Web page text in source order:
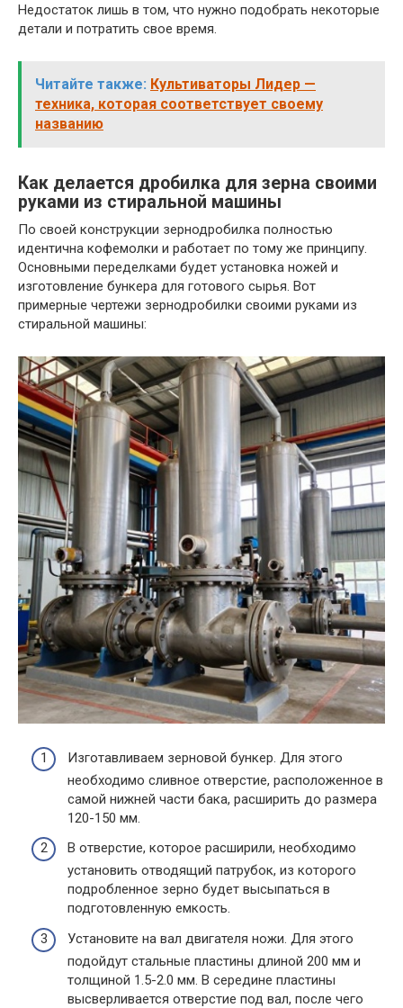
Недостаток лишь в том, что нужно подобрать некоторые
детали и потратить свое время.
Читайте также: Культиваторы Лидер —
техника, которая соответствует своему
названию
Как делается дробилка для зерна своими
руками из стиральной машины
По своей конструкции зернодробилка полностью
идентична кофемолки и работает по тому же принципу.
Основными переделками будет установка ножей и
изготовление бункера для готового сырья. Вот
примерные чертежи зернодробилки своими руками из
стиральной машины:
Изготавливаем зерновой бункер. Для этого
необходимо сливное отверстие, расположенное в
самой нижней части бака, расширить до размера
120-150 мм.
В отверстие, которое расширили, необходимо
установить отводящий патрубок, из которого
подробленное зерно будет высыпаться в
подготовленную емкость.
Установите на вал двигателя ножи. Для этого
подойдут стальные пластины длиной 200 мм и
толщиной 1.5-2.0 мм. В середине пластины
высверливается отверстие под вал, после чего